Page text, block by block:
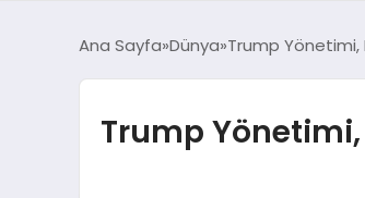
Ana Sayfa Dünya Trump Yönetimi,
Trump